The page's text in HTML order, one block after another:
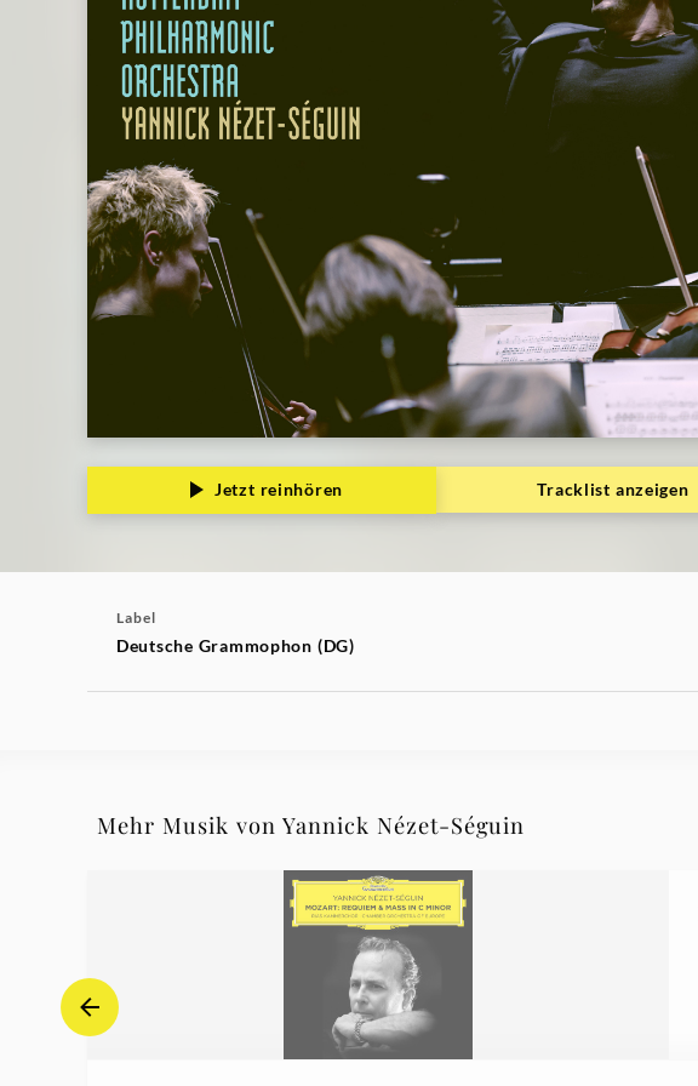
Jetzt reinhören Tracklist anzeigen
Label
Deutsche Grammophon (DG)
Mehr Musik von Yannick Nézet-Séguin